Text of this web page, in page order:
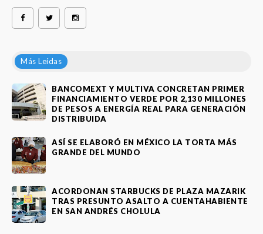
Más Leídas
BANCOMEXT Y MULTIVA CONCRETAN PRIMER
FINANCIAMIENTO VERDE POR 2,130 MILLONES
DE PESOS A ENERGÍA REAL PARA GENERACIÓN
DISTRIBUIDA
ASÍ SE ELABORÓ EN MÉXICO LA TORTA MÁS
GRANDE DEL MUNDO
ACORDONAN STARBUCKS DE PLAZA MAZARIK
TRAS PRESUNTO ASALTO A CUENTAHABIENTE
EN SAN ANDRÉS CHOLULA